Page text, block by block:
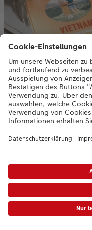
Kundenbeispiele in der
Echte CEWE
Gestaltungen aus mehr
* Die UVP gelten inkl. MwSt.